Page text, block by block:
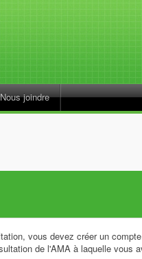
Nous joindre
vous devez créer un
de l'AMA à laquelle vous